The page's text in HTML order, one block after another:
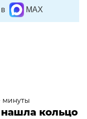
MAX
минуты
кольцо